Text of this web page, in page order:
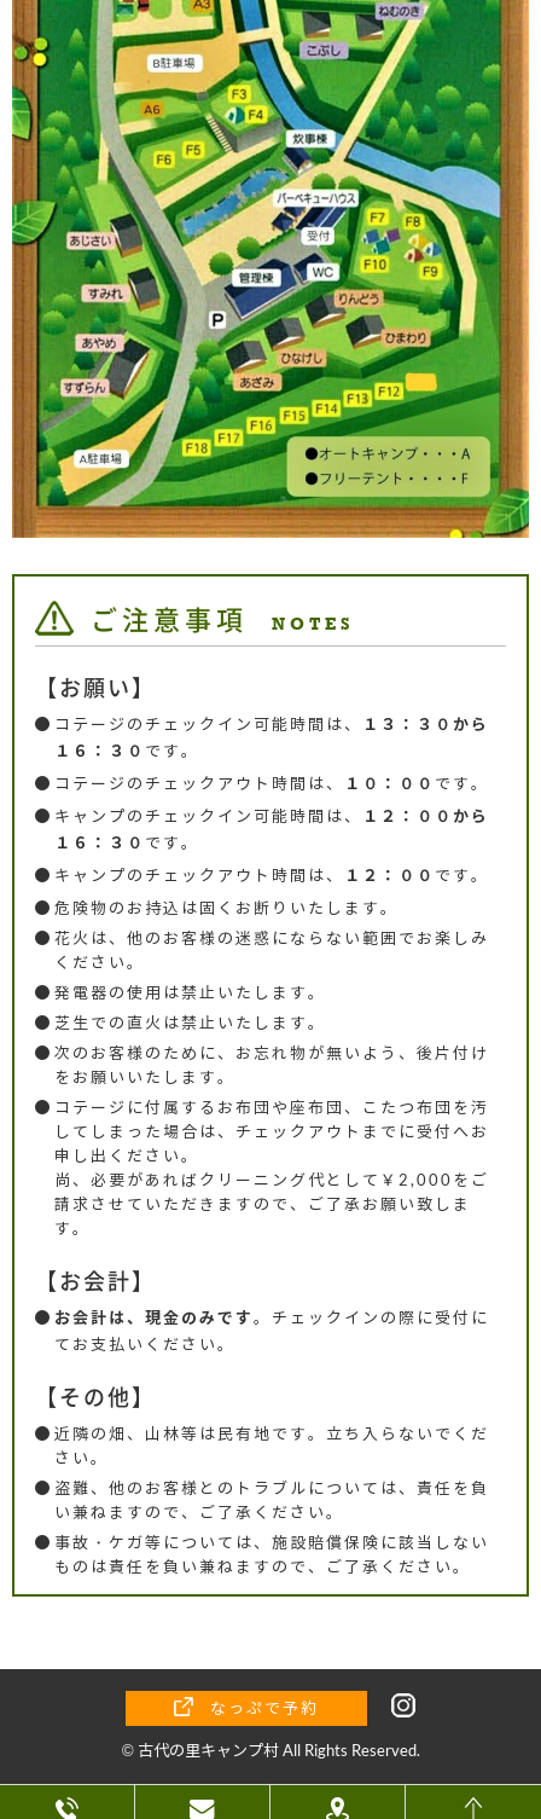
ご注意事項 NOTES
【お願い】
コテージのチェックイン可能時間は、
１３：３０から
１６：３０ です。
コテージのチェックアウト時間は、
１０：００ です。
キャンプのチェックイン可能時間は、
１２：００から
１６：３０ です。
キャンプのチェックアウト時間は、
１２：００ です。
危険物のお持込は固くお断りいたします。
花火は、他のお客様の迷惑にならない範囲でお楽しみ
ください。
発電器の使用は禁止いたします。
芝生での直火は禁止いたします。
次のお客様のために、お忘れ物が無いよう、後片付け
をお願いいたします。
コテージに付属するお布団や座布団、こたつ布団を汚
してしまった場合は、チェックアウトまでに受付へお
申し出ください。
尚、必要があればクリーニング代として￥2,000をご
請求させていただきますので、ご了承お願い致しま
す。
【お会計】
お会計は、現金のみです。チェックインの際に受付に
てお支払いください。
【その他】
近隣の畑、山林等は民有地です。立ち入らないでくだ
さい。
盗難、他のお客様とのトラブルについては、責任を負
い兼ねますので、ご了承ください。
事故・ケガ等については、施設賠償保険に該当しない
ものは責任を負い兼ねますので、ご了承ください。
なっぷで予約
© 古代の里キャンプ村 All Rights Reserved.